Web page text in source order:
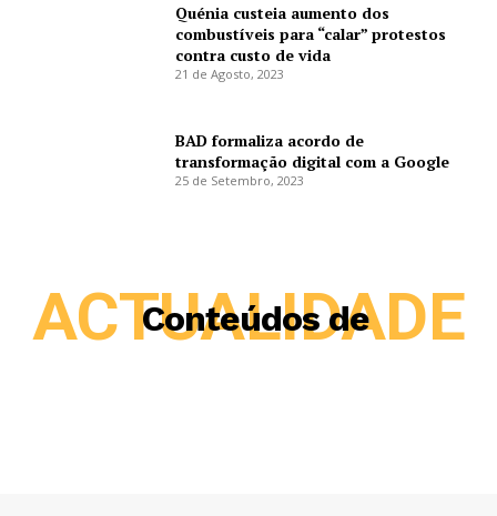
Quénia custeia aumento dos
combustíveis para “calar” protestos
contra custo de vida
21 de Agosto, 2023
BAD formaliza acordo de
transformação digital com a Google
25 de Setembro, 2023
Conteúdos de
ACTUALIDADE